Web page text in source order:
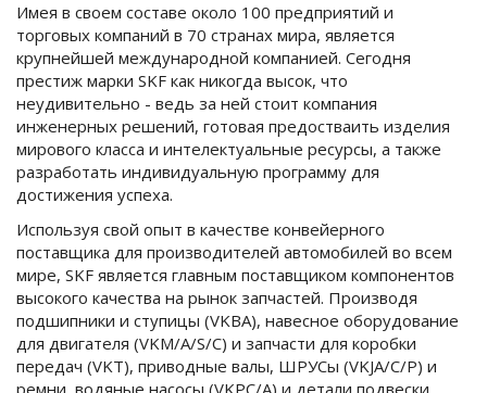
Имея в своем составе около 100 предприятий и
торговых компаний в 70 странах мира, является
крупнейшей международной компанией. Сегодня
престиж марки SKF как никогда высок, что
неудивительно - ведь за ней стоит компания
инженерных решений, готовая предостваить изделия
мирового класса и интелектуальные ресурсы, а также
разработать индивидуальную программу для
достижения успеха.
Используя свой опыт в качестве конвейерного
поставщика для производителей автомобилей во всем
мире, SKF является главным поставщиком компонентов
высокого качества на рынок запчастей. Производя
подшипники и ступицы (VKBA), навесное оборудование
для двигателя (VKM/A/S/C) и запчасти для коробки
передач (VKT), приводные валы, ШРУСы (VKJA/C/P) и
ремни, водяные насосы (VKPC/A) и детали подвески